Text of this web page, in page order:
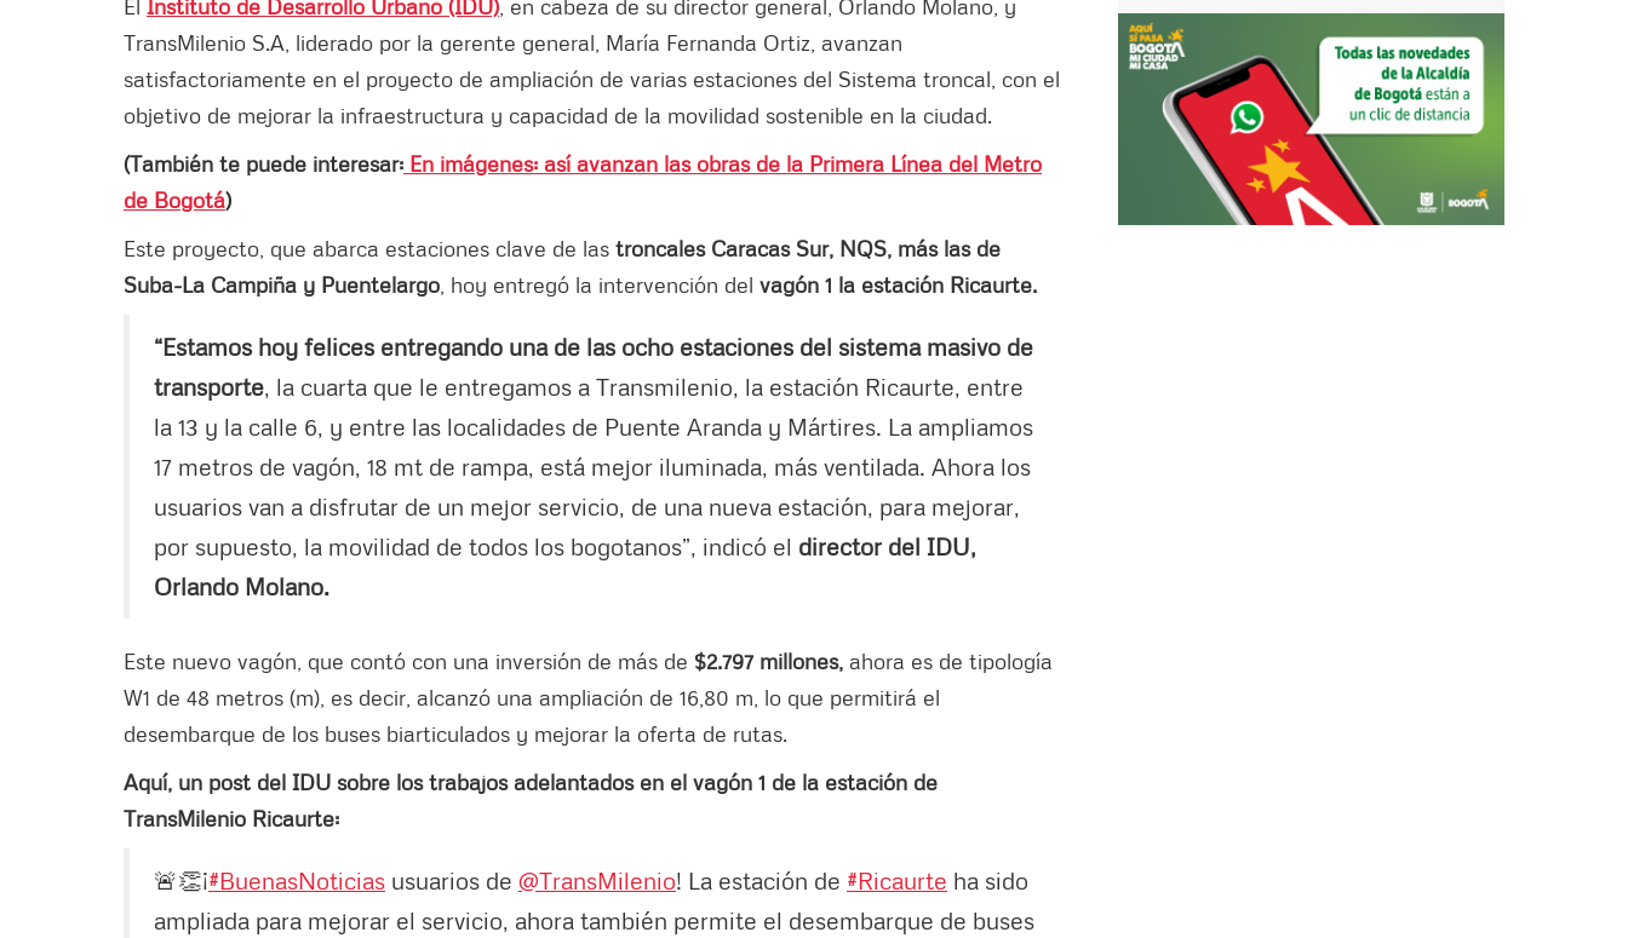
El Instituto de Desarrollo Urbano (IDU) , en cabeza de su director general, Orlando Molano, y
TransMilenio S.A, liderado por la gerente general, María Fernanda Ortiz, avanzan
satisfactoriamente en el proyecto de ampliación de varias estaciones del Sistema troncal, con el
objetivo de mejorar la infraestructura y capacidad de la movilidad sostenible en la ciudad.
(También te puede interesar: En imágenes: así avanzan las obras de la Primera Línea del Metro
de Bogotá)
Este proyecto, que abarca estaciones clave de las troncales Caracas Sur, NQS, más las de
Suba-La Campiña y Puentelargo , hoy entregó la intervención del vagón 1 la estación Ricaurte.
“Estamos hoy felices entregando una de las ocho estaciones del sistema masivo de
transporte , la cuarta que le entregamos a Transmilenio, la estación Ricaurte, entre
la 13 y la calle 6, y entre las localidades de Puente Aranda y Mártires. La ampliamos
17 metros de vagón, 18 mt de rampa, está mejor iluminada, más ventilada. Ahora los
usuarios van a disfrutar de un mejor servicio, de una nueva estación, para mejorar,
por supuesto, la movilidad de todos los bogotanos”, indicó el director del IDU,
Orlando Molano.
Este nuevo vagón, que contó con una inversión de más de $2.797 millones, ahora es de tipología
W1 de 48 metros (m), es decir, alcanzó una ampliación de 16,80 m, lo que permitirá el
desembarque de los buses biarticulados y mejorar la oferta de rutas.
Aquí, un post del IDU sobre los trabajos adelantados en el vagón 1 de la estación de
TransMilenio Ricaurte:
🚨👏¡#BuenasNoticias usuarios de @TransMilenio! La estación de #Ricaurte ha sido
ampliada para mejorar el servicio, ahora también permite el desembarque de buses